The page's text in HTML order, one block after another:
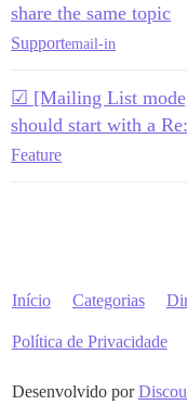
share the same topic
Supportemail-in
☑ [Mailing List
should start with a Re:
Feature
Início Categorias
Política de Privacidade
Desenvolvido por